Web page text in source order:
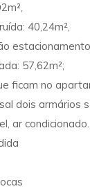
40,24m²,
57,62m²;
ficam no
dois armários
ar condicionado.